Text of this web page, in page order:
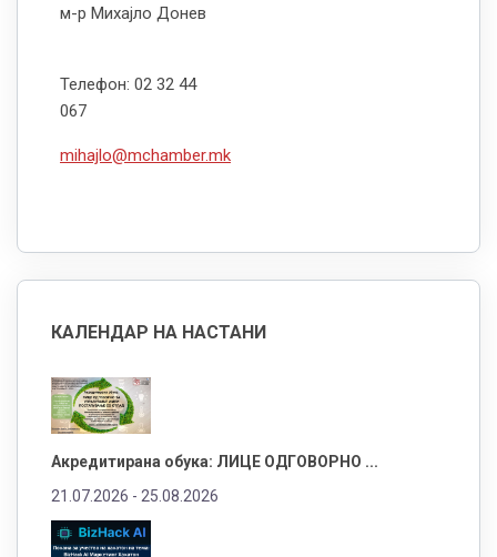
м-р Михајло Донев
Телефон: 02 32 44
067
mihajlo@mchamber.mk
КАЛЕНДАР НА НАСТАНИ
Акредитирана обука: ЛИЦЕ ОДГОВОРНО ...
21.07.2026 - 25.08.2026